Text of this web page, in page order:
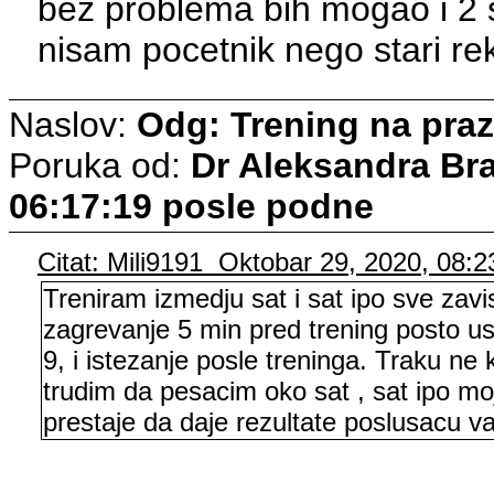
bez problema bih mogao i
nisam pocetnik nego stari
Naslov: Odg: Trening na
Poruka od: Dr Aleksandra
06:17:19 posle podne
Citat: Mili9191 Oktobar 29, 2020,
Treniram izmedju sat i sat ipo sve
zagrevanje 5 min pred trening posto
9, i istezanje posle treninga. Traku
trudim da pesacim oko sat , sat ipo
prestaje da daje rezultate poslusacu